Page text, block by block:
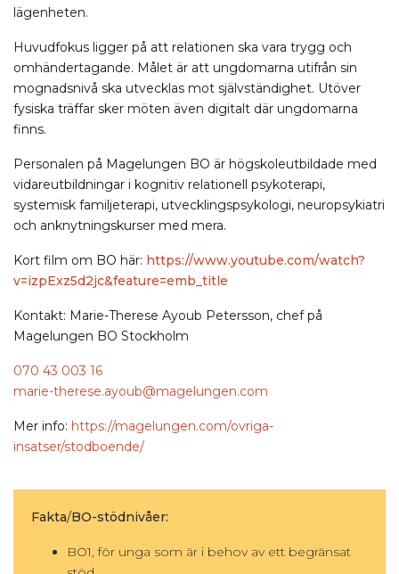
lägenheten.
Huvudfokus ligger på att relationen ska vara trygg och
omhändertagande. Målet är att ungdomarna utifrån sin
mognadsnivå ska utvecklas mot självständighet. Utöver
fysiska träffar sker möten även digitalt där ungdomarna
finns.
Personalen på Magelungen BO är högskoleutbildade med
vidareutbildningar i kognitiv relationell psykoterapi,
systemisk familjeterapi, utvecklingspsykologi, neuropsykiatri
och anknytningskurser med mera.
Kort film om BO här: https://www.youtube.com/watch?
v=izpExz5d2jc&feature=emb_title
Kontakt: Marie-Therese Ayoub Petersson, chef på
Magelungen BO Stockholm
070 43 003 16
marie-therese.ayoub@magelungen.com
Mer info: https://magelungen.com/ovriga-
insatser/stodboende/
Fakta/BO-stödnivåer:
BO1, för unga som är i behov av ett begränsat